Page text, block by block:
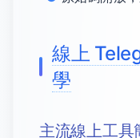
線上
學
主流線上工具